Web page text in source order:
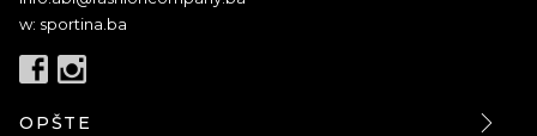
w: sportina.ba
OPŠTE